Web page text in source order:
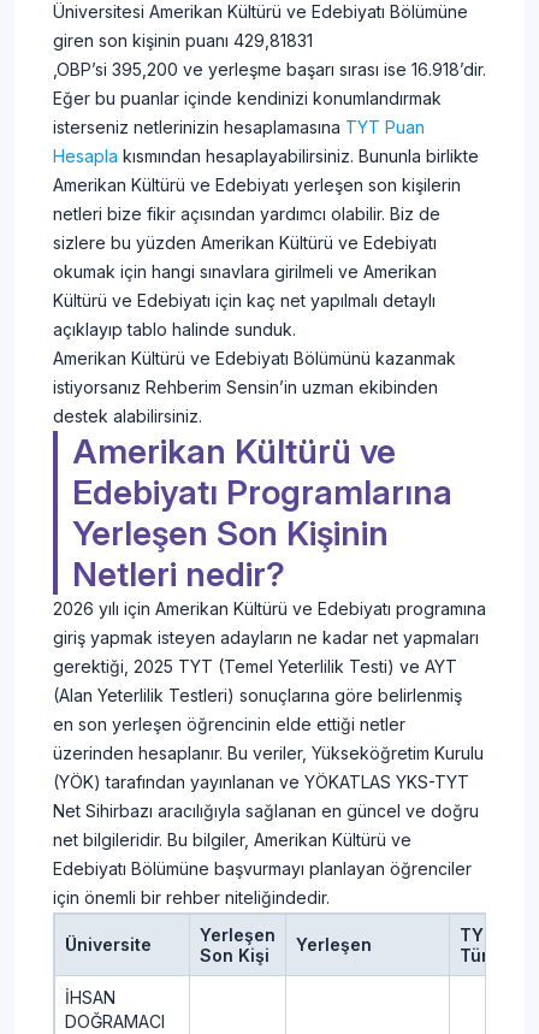
Üniversitesi Amerikan Kültürü ve Edebiyatı Bölümüne
giren son kişinin puanı 429,81831
,OBP’si 395,200 ve yerleşme başarı sırası ise 16.918’dir.
Eğer bu puanlar içinde kendinizi konumlandırmak
isterseniz netlerinizin hesaplamasına TYT Puan
Hesapla kısmından hesaplayabilirsiniz. Bununla birlikte
Amerikan Kültürü ve Edebiyatı yerleşen son kişilerin
netleri bize fikir açısından yardımcı olabilir. Biz de
sizlere bu yüzden Amerikan Kültürü ve Edebiyatı
okumak için hangi sınavlara girilmeli ve Amerikan
Kültürü ve Edebiyatı için kaç net yapılmalı detaylı
açıklayıp tablo halinde sunduk.
Amerikan Kültürü ve Edebiyatı Bölümünü kazanmak
istiyorsanız Rehberim Sensin’in uzman ekibinden
destek alabilirsiniz.
Amerikan Kültürü ve
Edebiyatı Programlarına
Yerleşen Son Kişinin
Netleri nedir?
2026 yılı için Amerikan Kültürü ve Edebiyatı programına
giriş yapmak isteyen adayların ne kadar net yapmaları
gerektiği, 2025 TYT (Temel Yeterlilik Testi) ve AYT
(Alan Yeterlilik Testleri) sonuçlarına göre belirlenmiş
en son yerleşen öğrencinin elde ettiği netler
üzerinden hesaplanır. Bu veriler, Yükseköğretim Kurulu
(YÖK) tarafından yayınlanan ve YÖKATLAS YKS-TYT
Net Sihirbazı aracılığıyla sağlanan en güncel ve doğru
net bilgileridir. Bu bilgiler, Amerikan Kültürü ve
Edebiyatı Bölümüne başvurmayı planlayan öğrenciler
için önemli bir rehber niteliğindedir.
Üniversite
Yerleşen
Son Kişi
Yerleşen
TYT
Türkçe
İHSAN
DOĞRAMACI